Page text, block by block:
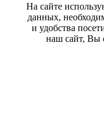
На сайте
данных,
и удобства
наш сайт, Вы